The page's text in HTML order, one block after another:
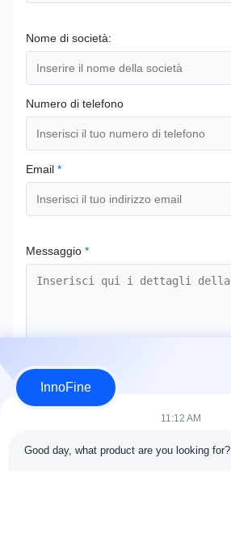
Nome di società:
Numero di telefono
Email *
Messaggio *
InnoFine
11:12 AM
Good day, what product are you looking for?